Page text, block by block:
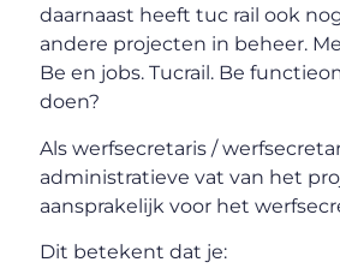
daarnaast heeft tuc rail ook
andere projecten in beheer.
Be en jobs. Tucrail. Be
doen?
Als werfsecretaris /
administratieve vat van het
aansprakelijk voor het
Dit betekent dat je: